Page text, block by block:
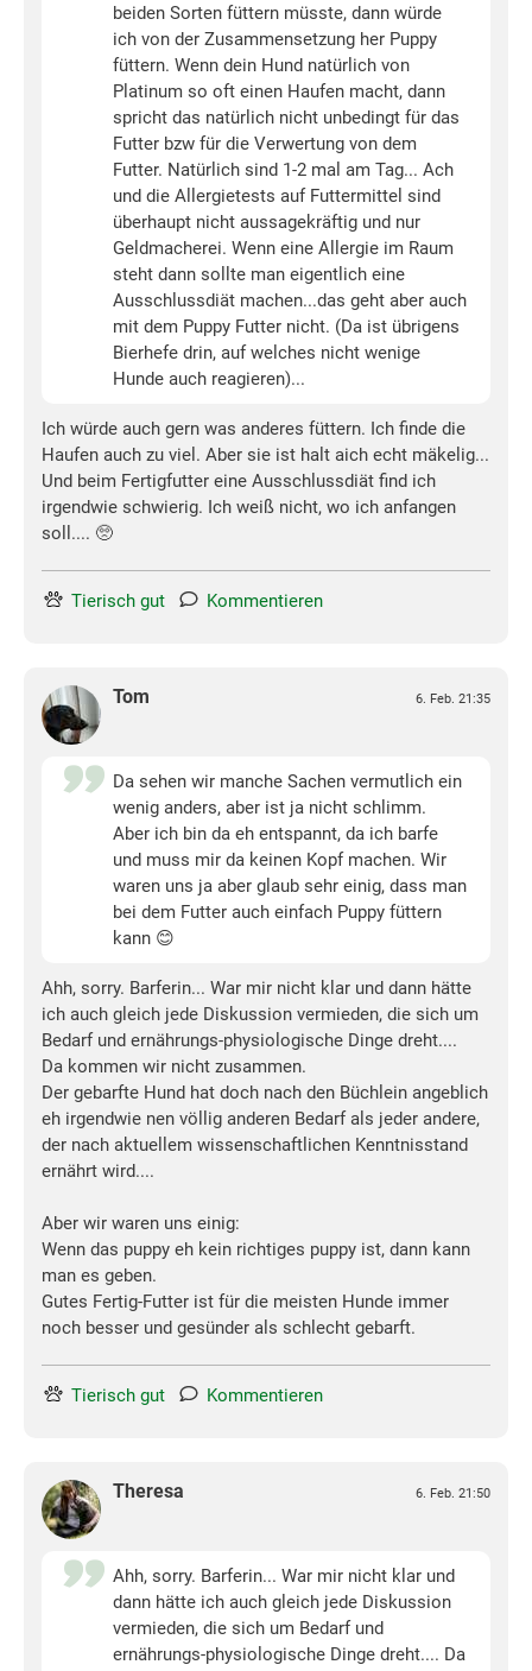
beiden Sorten füttern müsste, dann würde
ich von der Zusammensetzung her Puppy
füttern. Wenn dein Hund natürlich von
Platinum so oft einen Haufen macht, dann
spricht das natürlich nicht unbedingt für das
Futter bzw für die Verwertung von dem
Futter. Natürlich sind 1-2 mal am Tag... Ach
und die Allergietests auf Futtermittel sind
überhaupt nicht aussagekräftig und nur
Geldmacherei. Wenn eine Allergie im Raum
steht dann sollte man eigentlich eine
Ausschlussdiät machen...das geht aber auch
mit dem Puppy Futter nicht. (Da ist übrigens
Bierhefe drin, auf welches nicht wenige
Hunde auch reagieren)...
Ich würde auch gern was anderes füttern. Ich finde die
Haufen auch zu viel. Aber sie ist halt aich echt mäkelig...
Und beim Fertigfutter eine Ausschlussdiät find ich
irgendwie schwierig. Ich weiß nicht, wo ich anfangen
soll.... 🥺
Tierisch gut Kommentieren
Tom 6. Feb. 21:35
Da sehen wir manche Sachen vermutlich ein
wenig anders, aber ist ja nicht schlimm.
Aber ich bin da eh entspannt, da ich barfe
und muss mir da keinen Kopf machen. Wir
waren uns ja aber glaub sehr einig, dass man
bei dem Futter auch einfach Puppy füttern
kann 😊
Ahh, sorry. Barferin... War mir nicht klar und dann hätte
ich auch gleich jede Diskussion vermieden, die sich um
Bedarf und ernährungs-physiologische Dinge dreht....
Da kommen wir nicht zusammen.
Der gebarfte Hund hat doch nach den Büchlein angeblich
eh irgendwie nen völlig anderen Bedarf als jeder andere,
der nach aktuellem wissenschaftlichen Kenntnisstand
ernährt wird....
Aber wir waren uns einig:
Wenn das puppy eh kein richtiges puppy ist, dann kann
man es geben.
Gutes Fertig-Futter ist für die meisten Hunde immer
noch besser und gesünder als schlecht gebarft.
Tierisch gut Kommentieren
Theresa 6. Feb. 21:50
Ahh, sorry. Barferin... War mir nicht klar und
dann hätte ich auch gleich jede Diskussion
vermieden, die sich um Bedarf und
ernährungs-physiologische Dinge dreht.... Da